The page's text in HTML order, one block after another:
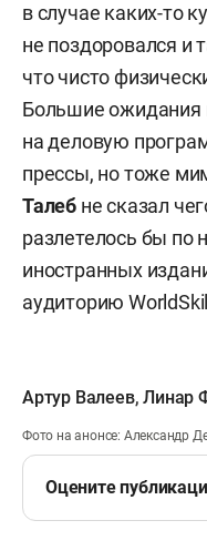
в случае каких-то
не поздоровался и
что чисто
Большие ожидания
на деловую
прессы, но тоже
Талеб не сказал
разлетелось бы по
иностранных
аудиторию
Артур Валеев,Линар
Фото на анонсе: Александр
Оцените